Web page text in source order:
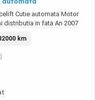
Cutie automata Motor
distributia in fata An 2007
bine Pentru detalii
km